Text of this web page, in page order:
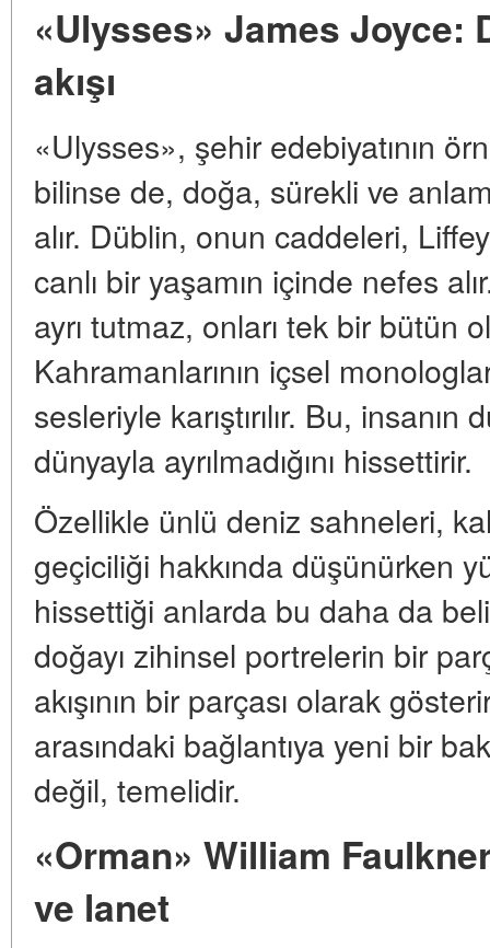
«Ulysses» James Joyce:
akışı
«Ulysses», şehir edebiyatının
bilinse de, doğa, sürekli ve
alır. Düblin, onun caddeleri,
canlı bir yaşamın içinde nefes
ayrı tutmaz, onları tek bir bütün
Kahramanlarının içsel
sesleriyle karıştırılır. Bu,
dünyayla ayrılmadığını hissettirir.
Özellikle ünlü deniz sahneleri,
geçiciliği hakkında düşünürken
hissettiği anlarda bu daha da
doğayı zihinsel portrelerin bir
akışının bir parçası olarak
arasındaki bağlantıya yeni bir
değil, temelidir.
«Orman» William
ve lanet